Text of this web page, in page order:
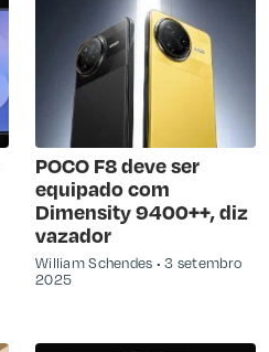
POCO F8 deve ser
equipado com
Dimensity 9400++, diz
vazador
William Schendes
3 setembro
2025